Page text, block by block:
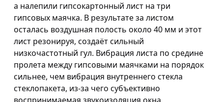
а налепили гипсокартонный лист на три
гипсовых маячка. В результате за листом
осталась воздушная полость около 40 мм и этот
лист резонируя, создаёт сильный
низкочастотный гул. Вибрация листа по средине
пролета между гипсовыми маячками на порядок
сильнее, чем вибрация внутреннего стекла
стеклопакета, из-за чего субъективно